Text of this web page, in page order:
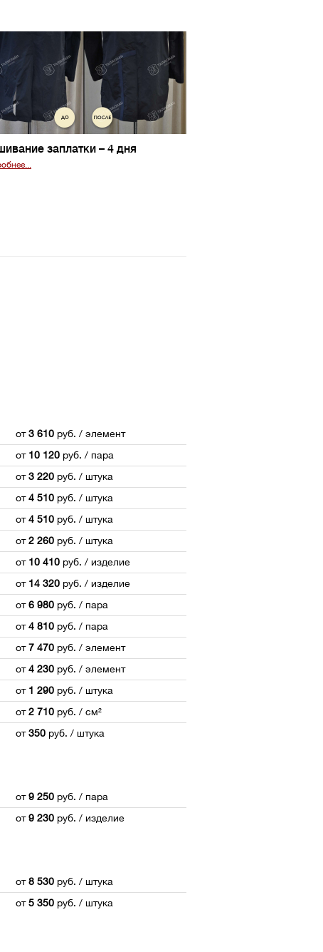
заплатки – 4 дня
от3 610 руб. / элемент
от 10 120 руб. / пара
от3 220 руб. / штука
от4 510 руб. / штука
от4 510 руб. / штука
от2 260 руб. / штука
от 10 410 руб. / изделие
от 14 320 руб. / изделие
от6 980 руб. / пара
от4 810 руб. / пара
от7 470 руб. / элемент
от4 230 руб. / элемент
от 1 290 руб. / штука
от2 710 руб. / см²
от350 руб. / штука
от9 250 руб. / пара
от9 230 руб. / изделие
от8 530 руб. / штука
от5 350 руб. / штука